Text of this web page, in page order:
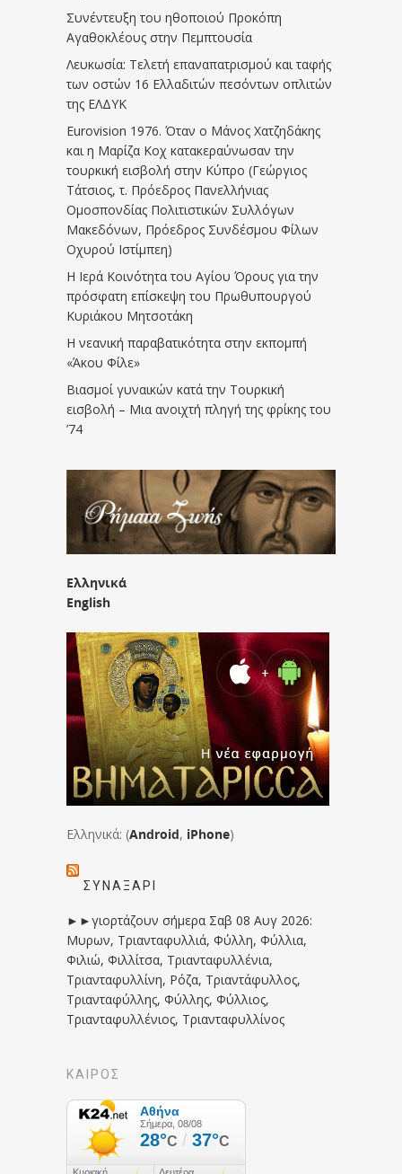
Συνέντευξη του ηθοποιού Προκόπη
Αγαθοκλέους στην Πεμπτουσία
Λευκωσία: Τελετή επαναπατρισμού και ταφής
των οστών 16 Ελλαδιτών πεσόντων οπλιτών
της ΕΛΔΥΚ
Eurovision 1976. Όταν ο Μάνος Χατζηδάκης
και η Μαρίζα Κοχ κατακεραύνωσαν την
τουρκική εισβολή στην Κύπρο (Γεώργιος
Τάτσιος, τ. Πρόεδρος Πανελλήνιας
Ομοσπονδίας Πολιτιστικών Συλλόγων
Μακεδόνων, Πρόεδρος Συνδέσμου Φίλων
Οχυρού Ιστίμπεη)
Η Ιερά Κοινότητα του Αγίου Όρους για την
πρόσφατη επίσκεψη του Πρωθυπουργού
Κυριάκου Μητσοτάκη
Η νεανική παραβατικότητα στην εκπομπή
«Άκου Φίλε»
Βιασμοί γυναικών κατά την Τουρκική
εισβολή – Μια ανοιχτή πληγή της φρίκης του
’74
Ελληνικά
English
Ελληνικά: (Android, iPhone)
ΣΥΝΑΞΆΡΙ
►►γιορτάζουν σήμερα Σαβ 08 Αυγ 2026:
Μυρων, Τριανταφυλλιά, Φύλλη, Φύλλια,
Φιλιώ, Φιλλίτσα, Τριανταφυλλένια,
Τριανταφυλλίνη, Ρόζα, Τριαντάφυλλος,
Τριανταφύλλης, Φύλλης, Φύλλιος,
Τριανταφυλλένιος, Τριανταφυλλίνος
ΚΑΙΡΟΣ